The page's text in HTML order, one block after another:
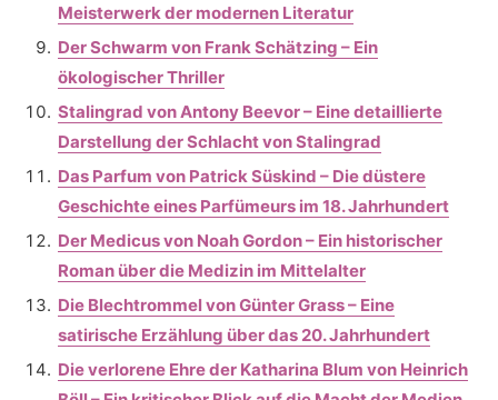
Meisterwerk der modernen Literatur
Der Schwarm von Frank Schätzing – Ein
ökologischer Thriller
Stalingrad von Antony Beevor – Eine detaillierte
Darstellung der Schlacht von Stalingrad
Das Parfum von Patrick Süskind – Die düstere
Geschichte eines Parfümeurs im 18. Jahrhundert
Der Medicus von Noah Gordon – Ein historischer
Roman über die Medizin im Mittelalter
Die Blechtrommel von Günter Grass – Eine
satirische Erzählung über das 20. Jahrhundert
Die verlorene Ehre der Katharina Blum von Heinrich